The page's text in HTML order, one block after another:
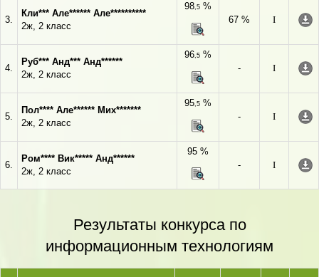
3.
Кли*** Але****** Але**********
2ж, 2 класс
98,5 %
67 %
I
4.
Руб*** Анд*** Анд******
2ж, 2 класс
96,5 %
-
I
5.
Пол**** Але****** Мих*******
2ж, 2 класс
95,5 %
-
I
6.
Ром**** Вик***** Анд******
2ж, 2 класс
95 %
-
I
Результаты конкурса по
информационным технологиям